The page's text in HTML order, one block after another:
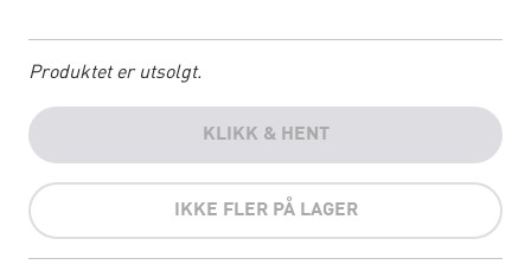
Produktet er utsolgt.
KLIKK & HENT
IKKE FLER PÅ LAGER